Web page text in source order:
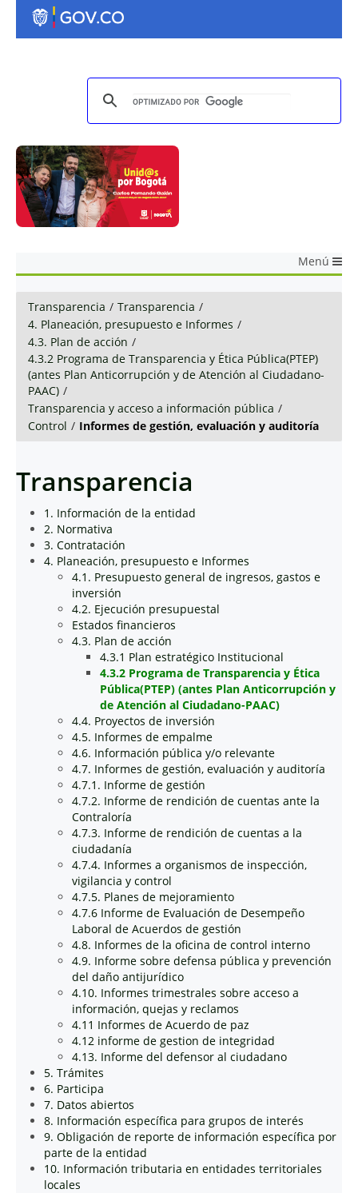
Menú
Transparencia / Transparencia /
4. Planeación, presupuesto e Informes /
4.3. Plan de acción /
4.3.2 Programa de Transparencia y Ética Pública(PTEP)
(antes Plan Anticorrupción y de Atención al Ciudadano-
PAAC) /
Transparencia y acceso a información pública /
Control / Informes de gestión, evaluación y auditoría
Transparencia
1. Información de la entidad
2. Normativa
3. Contratación
4. Planeación, presupuesto e Informes
4.1. Presupuesto general de ingresos, gastos e
inversión
4.2. Ejecución presupuestal
Estados financieros
4.3. Plan de acción
4.3.1 Plan estratégico Institucional
4.3.2 Programa de Transparencia y Ética
Pública(PTEP) (antes Plan Anticorrupción y
de Atención al Ciudadano-PAAC)
4.4. Proyectos de inversión
4.5. Informes de empalme
4.6. Información pública y/o relevante
4.7. Informes de gestión, evaluación y auditoría
4.7.1. Informe de gestión
4.7.2. Informe de rendición de cuentas ante la
Contraloría
4.7.3. Informe de rendición de cuentas a la
ciudadanía
4.7.4. Informes a organismos de inspección,
vigilancia y control
4.7.5. Planes de mejoramiento
4.7.6 Informe de Evaluación de Desempeño
Laboral de Acuerdos de gestión
4.8. Informes de la oficina de control interno
4.9. Informe sobre defensa pública y prevención
del daño antijurídico
4.10. Informes trimestrales sobre acceso a
información, quejas y reclamos
4.11 Informes de Acuerdo de paz
4.12 informe de gestion de integridad
4.13. Informe del defensor al ciudadano
5. Trámites
6. Participa
7. Datos abiertos
8. Información específica para grupos de interés
9. Obligación de reporte de información específica por
parte de la entidad
10. Información tributaria en entidades territoriales
locales